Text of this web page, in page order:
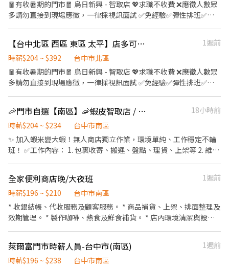
缺額安排上班區域 【工作內容】 （1）門市產品銷售、顧客服務
🧧有收暑期的門市🧧 烏日新興 - 智取店 💖求職不收費 ❌應徵人數眾
多請勿直接到現場應徵，一律採視訊面試 ✅免經驗✅彈性排班✅國
門市作業區環境、清潔維護作業 ④配合調店、支援 ▶智取店(無人
店) ①負責包裹收寄、搬運、盤點、理貨等 ②維持門市作業區環
境、清潔維護作業 ③智取店為無人商店，有單日跑點需求(單日跑點
2-5間門市) ④配合調店、支援 『以上都提供完善教育訓練及店面實
上班) ▶智取店(無人店) 早班：07:00-12:30 晚班：18:30-22:30 夜
班：23:30-03:30 假日班早班：07:00-12:00 假日班晚班：17:30-
$196 ▶智取店(無人店) 時薪 $204 烏日 $214 (智取店晚班額外獎金
每小時 +20元) (智取店夜班額外獎金每小時 +40元) 🎉排班方式 一週
至少排班四天（需含至少一天六或日） 📌上班地點 北屯區 北屯松竹
二 - 智取店：台中市北屯區松竹路二段703號 北屯大連 - 智取店：台
中市北屯區大連路一段125號 北屯敦富 - 智取店：台中市北屯區敦
富三街130號 北屯軍功 - 智取店：台中市北屯區東山路一段283號 台
中北屯 - 智取店：台中市北屯區北屯路178之7號 北屯天津 - 智取
店：台中市北屯區天津路三段181號 北屯松竹店：台中市北屯區松
竹路二段227號 北屯陳平店：台中市北屯區陳平路60巷15號 北屯遼
陽店：台中市北屯區遼陽五街41號 西屯區 西屯逢甲 - 智取店：台中
市西屯區逢甲路70號 西屯工業 - 智取店：台中市西屯區工業區一路
96之2號 西屯何德店：台中市西屯區西屯路二段42號 西屯何厝店：
【台中北區 西區 東區 太平】店多可選🦐蝦皮 門市人員🎉理貨上架收銀超簡單🙌🏻歡迎兼職打工
1週前
時薪$204 ~ $392
台中市北區
🧧有收暑期的門市🧧 烏日新興 - 智取店 💖求職不收費 ❌應徵人數眾
多請勿直接到現場應徵，一律採視訊面試 ✅免經驗✅彈性排班✅國
門市作業區環境、清潔維護作業 ④配合調店、支援 ▶智取店(無人
店) ①負責包裹收寄、搬運、盤點、理貨等 ②維持門市作業區環
境、清潔維護作業 ③智取店為無人商店，有單日跑點需求(單日跑點
2-5間門市) ④配合調店、支援 『以上都提供完善教育訓練及店面實
上班) ▶智取店(無人店) 早班：07:00-12:30 晚班：18:30-22:30 夜
班：23:30-03:30 假日班早班：07:00-12:00 假日班晚班：17:30-
23:30 (固定班別,早班時段可微調) 💰薪資 ▶一般門店(有人店) 時薪
$196 ▶智取店(無人店) 時薪 $204 烏日 $214 (智取店晚班額外獎金
每小時 +20元) (智取店夜班額外獎金每小時 +40元) 🎉排班方式 一週
至少排班四天（需含至少一天六或日） 📌上班地點 北屯區 北屯松竹
二 - 智取店：台中市北屯區松竹路二段703號 北屯大連 - 智取店：台
中市北屯區大連路一段125號 北屯敦富 - 智取店：台中市北屯區敦
富三街130號 北屯軍功 - 智取店：台中市北屯區東山路一段283號 台
🦐門市自選【南區】🦐蝦皮智取店 / 免經驗、快速報到 💰時薪 204-234
18小時前
時薪$204 ~ $234
台中市南區
✨ 加入蝦米變大蝦！無人商店獨立作業，環境單純、工作穩定不輪
班！ ✅工作內容： 1. 包裹收寄、搬運、盤點、理貨、上架等 2. 維持
門市支援 🌙🌙夜班說明🌙🌙 工作型態：為每日跑點約3–10家門市，
跑點距離約16km內 需可配合(早班/晚班)擇一於門市安排受訓 🔔需
有機車&駕照🔔 ⸻ ✅工作時間： 🔹早班：07:00-12:00、07:30-
12:30、08:00-13:00、08:30-13:30 🔹晚班：17:30-22:30、17:30-
🔹假日早班：07:00-12:00 🔹假日晚班：17:30-23:30 (上班時數為
2~6小時，一個月至少6天，依實際情況而定) ⸻ ✅工作待遇：
日班時薪=$204 晚班另有獎金+20=時薪$224 夜班另有獎金+40=時
全家便利商店晚/大夜班
1週前
時薪$196 ~ $210
台中市南區
* 收銀結帳、代收服務及顧客服務。 * 商品補貨、上架、排面整理及
效期管理。 * 製作咖啡、熱食及鮮食補貨。 * 店內環境清潔與設備
萊爾富門市時薪人員-台中市(南區)
1週前
時薪$196 ~ $238
台中市南區